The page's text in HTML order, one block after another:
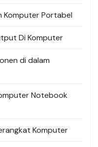
Komputer Portabel
Di Komputer
di dalam
Notebook
Komputer